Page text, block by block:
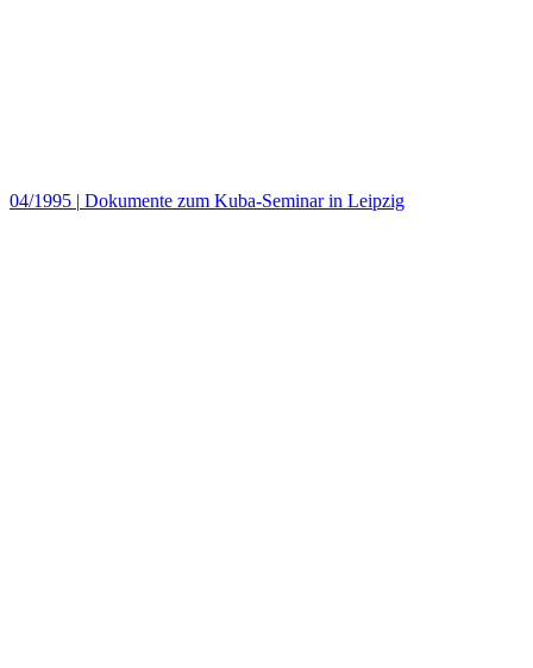
04/1995 | Dokumente zum Kuba-Seminar in Leipzig